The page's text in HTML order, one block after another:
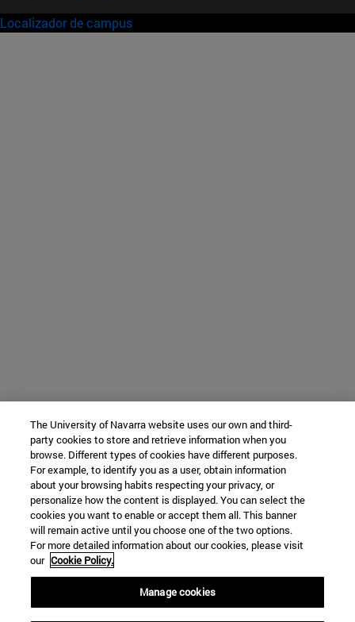
Localizador de campus
The University of Navarra website uses our own and third-
party cookies to store and retrieve information when you
browse. Different types of cookies have different purposes.
For example, to identify you as a user, obtain information
about your browsing habits respecting your privacy, or
personalize how the content is displayed. You can select the
cookies you want to enable or accept them all. This banner
will remain active until you choose one of the two options.
For more detailed information about our cookies, please visit
our Cookie Policy.
Manage cookies